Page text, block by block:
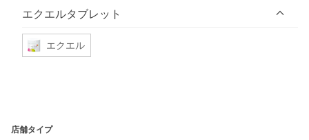
エクエルタブレット
エクエル
店舗タイプ